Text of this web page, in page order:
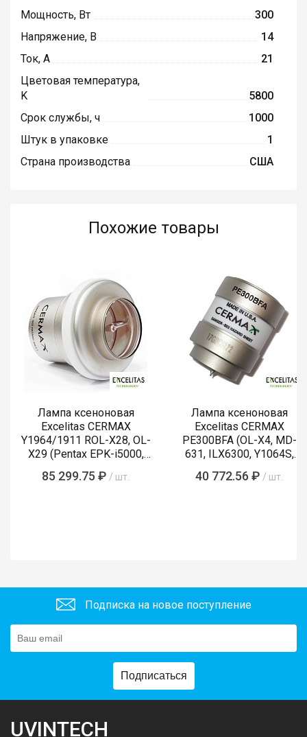
Мощность, Вт
300
Напряжение, В
14
Ток, А
21
Цветовая температура,
K
5800
Срок службы, ч
1000
Штук в упаковке
1
Страна производства
США
Похожие товары
Лампа ксеноновая
Excelitas CERMAX
Y1964/1911 ROL-X28, OL-
X29 (Pentax EPK-i5000,
85 299.75 ₽ / шт.
Лампа ксеноновая
Excelitas CERMAX
PE300BFA (OL-X4, MD-
631, ILX6300, Y1064S,
40 772.56 ₽ / шт.
Подписка на новое поступление
Подписаться
UVINTECH